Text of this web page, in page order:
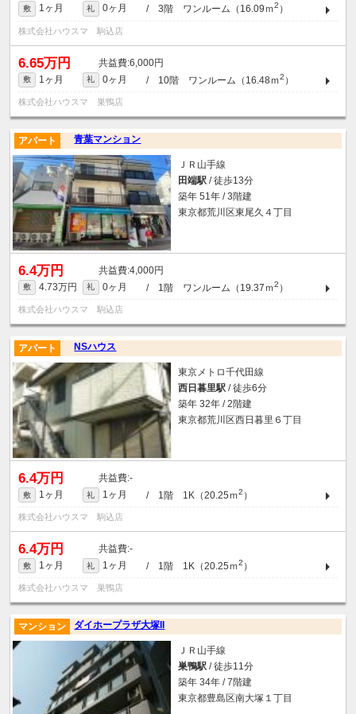
敷 1ヶ月 礼 0ヶ月 / 3階 ワンルーム（16.09ｍ2 ）
株式会社ハウスマ 駒込店
6.65万円 6,000円
敷 1ヶ月 礼 0ヶ月 / 10階 ワンルーム（16.48ｍ2 ）
株式会社ハウスマ 巣鴨店
青葉マンション
アパート
ＪＲ山手線
田端駅 / 徒歩13分
築年 51年 / 3階建
東京都荒川区東尾久４丁目
6.4万円 4,000円
敷 4.73万円 礼 0ヶ月 / 1階 ワンルーム（19.37ｍ2 ）
株式会社ハウスマ 駒込店
NSハウス
アパート
東京メトロ千代田線
西日暮里駅 / 徒歩6分
築年 32年 / 2階建
東京都荒川区西日暮里６丁目
6.4万円 -
敷 1ヶ月 礼 1ヶ月 / 1階 1K（20.25ｍ2 ）
株式会社ハウスマ 駒込店
6.4万円 -
敷 1ヶ月 礼 1ヶ月 / 1階 1K（20.25ｍ2 ）
株式会社ハウスマ 巣鴨店
ダイホープラザ大塚II
マンション
ＪＲ山手線
巣鴨駅 / 徒歩11分
築年 34年 / 7階建
東京都豊島区南大塚１丁目